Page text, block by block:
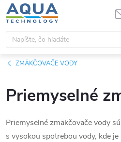
Prejsť
na
obsah
ZMÄKČOVAČE VODY
Priemyselné
Priemyselné zmäkčovače vody
s vysokou spotrebou vody, kde